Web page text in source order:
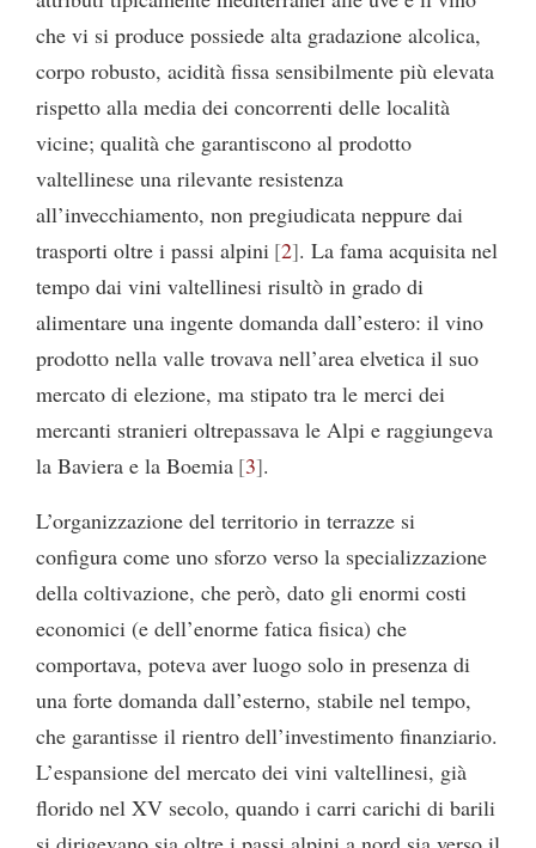
che vi si produce possiede alta gradazione alcolica,
corpo robusto, acidità fissa sensibilmente più elevata
rispetto alla media dei concorrenti delle località
vicine; qualità che garantiscono al prodotto
valtellinese una rilevante resistenza
all’invecchiamento, non pregiudicata neppure dai
trasporti oltre i passi alpini 2 . La fama acquisita nel
tempo dai vini valtellinesi risultò in grado di
alimentare una ingente domanda dall’estero: il vino
prodotto nella valle trovava nell’area elvetica il suo
mercato di elezione, ma stipato tra le merci dei
mercanti stranieri oltrepassava le Alpi e raggiungeva
la Baviera e la Boemia 3 .
L’organizzazione del territorio in terrazze si
configura come uno sforzo verso la specializzazione
della coltivazione, che però, dato gli enormi costi
economici (e dell’enorme fatica fisica) che
comportava, poteva aver luogo solo in presenza di
una forte domanda dall’esterno, stabile nel tempo,
che garantisse il rientro dell’investimento finanziario.
L’espansione del mercato dei vini valtellinesi, già
florido nel XV secolo, quando i carri carichi di barili